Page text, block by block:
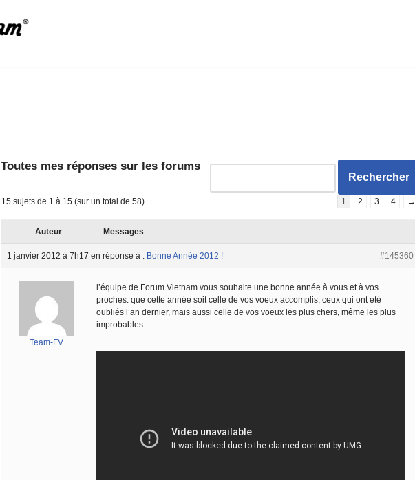
Toutes mes réponses sur les forums
15 sujets de 1 à 15 (sur un total de 58) 1 2 3 4 →
Auteur Messages
1 janvier 2012 à 7h17 en réponse à : Bonne Année 2012 ! #145360
Team-FV
l’équipe de Forum Vietnam vous souhaite une bonne année à vous et à vos
proches. que cette année soit celle de vos voeux accomplis, ceux qui ont eté
oubliés l’an dernier, mais aussi celle de vos voeux les plus chers, même les plus
improbables